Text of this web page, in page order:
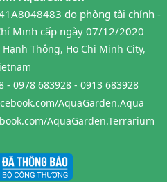
do phòng tài chính -
Minh cấp ngày 07/12/2020
Hạnh Thông, Ho Chi Minh City,
- 0978 683928 - 0913 683928
AquaGarden.Aqua
AquaGarden.Terrarium